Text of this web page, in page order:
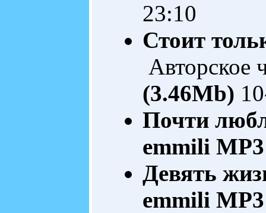
23:10
Стоит
Авторское
(3.46Mb)
Почти
emmili
Девять
emmili